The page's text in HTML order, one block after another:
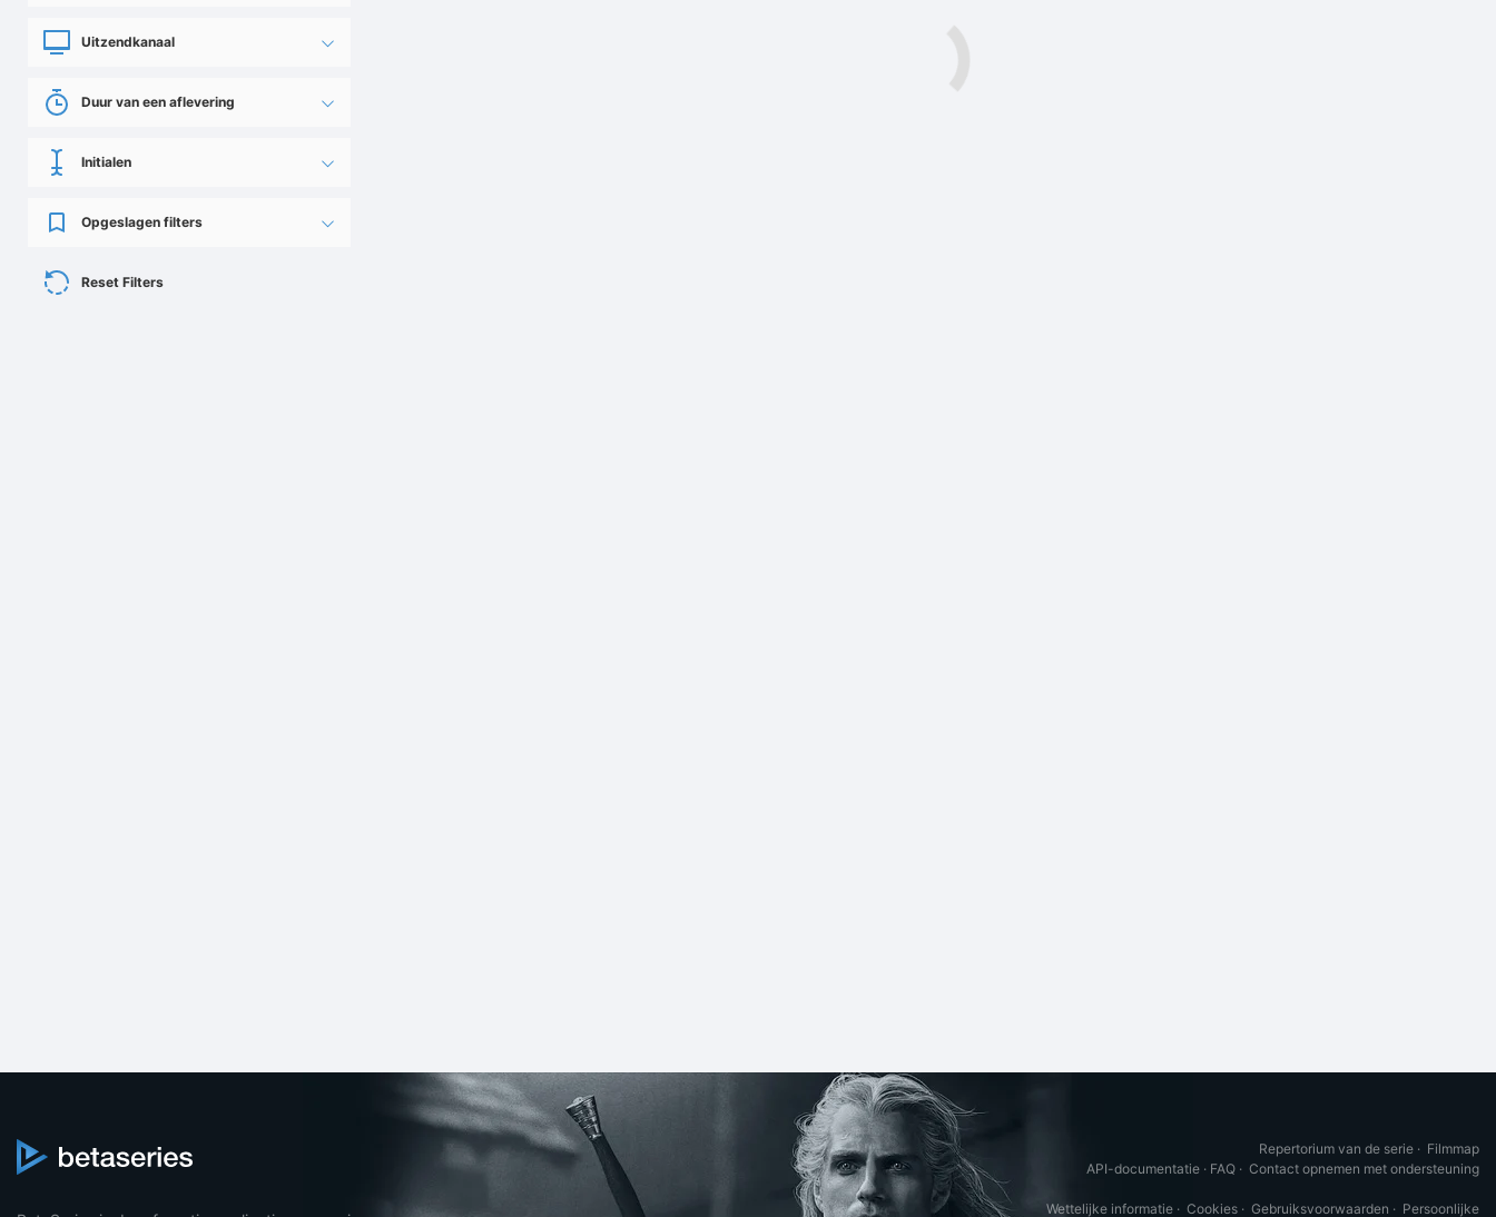
Uitzendkanaal
Duur van een aflevering
Initialen
Opgeslagen filters
Reset Filters
Repertorium van de serie · Filmmap
API-documentatie · FAQ · Contact opnemen met ondersteuning
Wettelijke informatie · Cookies · Gebruiksvoorwaarden · Persoonlijke